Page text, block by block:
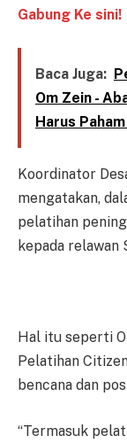
Gabung Ke sini!
Baca Juga:
Om Zein -
Harus
Koordinator
mengatakan,
pelatihan
kepada relawan
Hal itu seperti
Pelatihan
bencana dan
“Termasuk